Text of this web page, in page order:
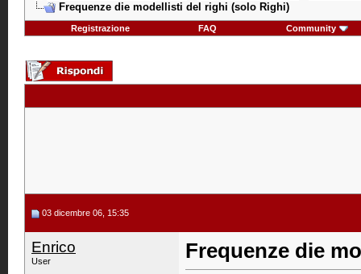
Frequenze die modellisti del righi (solo Righi)
Registrazione FAQ Community
03 dicembre 06, 15:35
Enrico
User Frequenze die